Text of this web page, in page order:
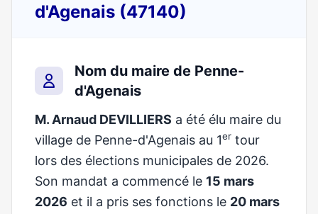
d'Agenais (47140)
Nom du maire de Penne-
d'Agenais
M. Arnaud DEVILLIERS a été élu maire du
village de Penne-d'Agenais au 1er tour
lors des élections municipales de 2026.
Son mandat a commencé le 15 mars
2026 et il a pris ses fonctions le 20 mars